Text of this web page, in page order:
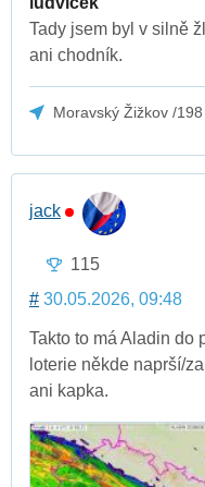
Tady jsem byl v silně
ani chodník.
Moravský Žižkov /
jack
115
# 30.05.2026, 09:48
Takto to má Aladin do
loterie někde naprší/
ani kapka.